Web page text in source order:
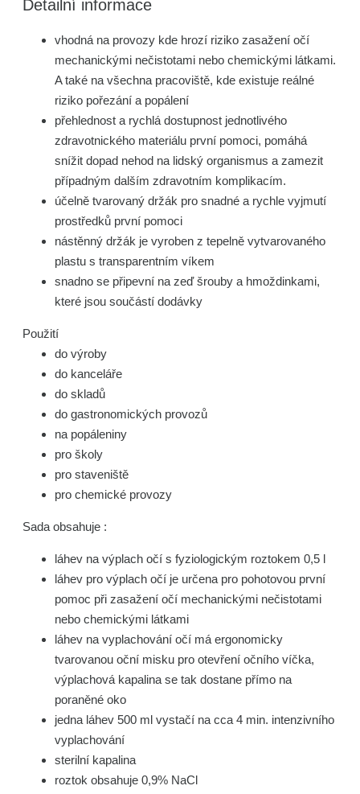
Detailní informace
vhodná na provozy kde hrozí riziko zasažení očí
mechanickými nečistotami nebo chemickými látkami.
A také na všechna pracoviště, kde existuje reálné
riziko pořezání a popálení
přehlednost a rychlá dostupnost jednotlivého
zdravotnického materiálu první pomoci, pomáhá
snížit dopad nehod na lidský organismus a zamezit
případným dalším zdravotním komplikacím.
účelně tvarovaný držák pro snadné a rychle vyjmutí
prostředků první pomoci
nástěnný držák je vyroben z tepelně vytvarovaného
plastu s transparentním víkem
snadno se připevní na zeď šrouby a hmoždinkami,
které jsou součástí dodávky
Použití
do výroby
do kanceláře
do skladů
do gastronomických provozů
na popáleniny
pro školy
pro staveniště
pro chemické provozy
Sada obsahuje :
láhev na výplach očí s fyziologickým roztokem 0,5 l
láhev pro výplach očí je určena pro pohotovou první
pomoc při zasažení očí mechanickými nečistotami
nebo chemickými látkami
láhev na vyplachování očí má ergonomicky
tvarovanou oční misku pro otevření očního víčka,
výplachová kapalina se tak dostane přímo na
poraněné oko
jedna láhev 500 ml vystačí na cca 4 min. intenzivního
vyplachování
sterilní kapalina
roztok obsahuje 0,9% NaCl